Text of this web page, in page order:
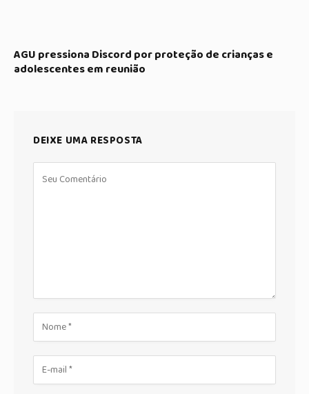
AGU pressiona Discord por proteção de crianças e
adolescentes em reunião
DEIXE UMA RESPOSTA